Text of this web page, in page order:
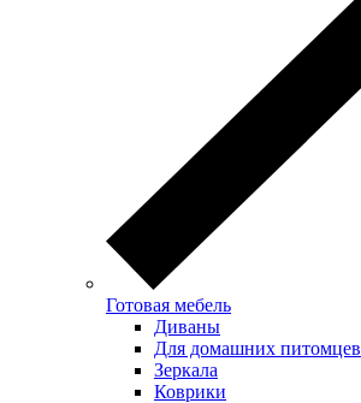
Готовая мебель
Диваны
Для домашних питомцев
Зеркала
Коврики